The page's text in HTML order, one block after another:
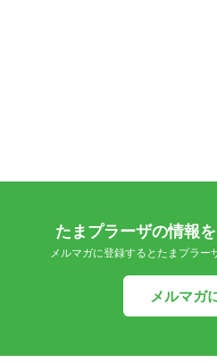
たまプラーザの情報
メルマガに登録するとたまプラ
メルマガ